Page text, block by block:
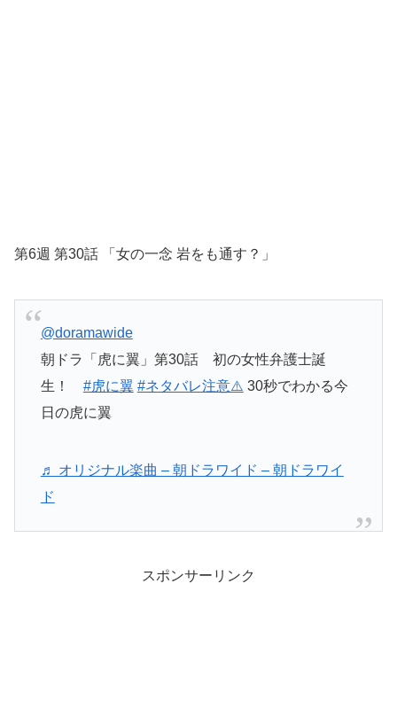
第6週 第30話 「女の一念 岩をも通す？」
@doramawide
朝ドラ「虎に翼」第30話 初の女性弁護士誕
生！ #虎に翼 #ネタバレ注意⚠️ 30秒でわかる今
日の虎に翼
♬ オリジナル楽曲 – 朝ドラワイド – 朝ドラワイ
ド
スポンサーリンク